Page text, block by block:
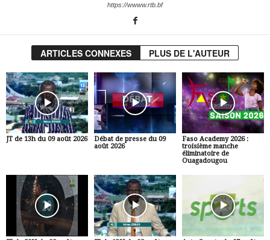
https://wwww.rtb.bf
ARTICLES CONNEXES PLUS DE L'AUTEUR
JT de 13h du 09 août 2026
Débat de presse du 09
août 2026
Faso Academy 2026 :
troisième manche
éliminatoire de
Ouagadougou